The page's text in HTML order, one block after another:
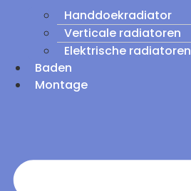
Handdoekradiator
Verticale radiatoren
Elektrische radiatoren
Baden
Montage